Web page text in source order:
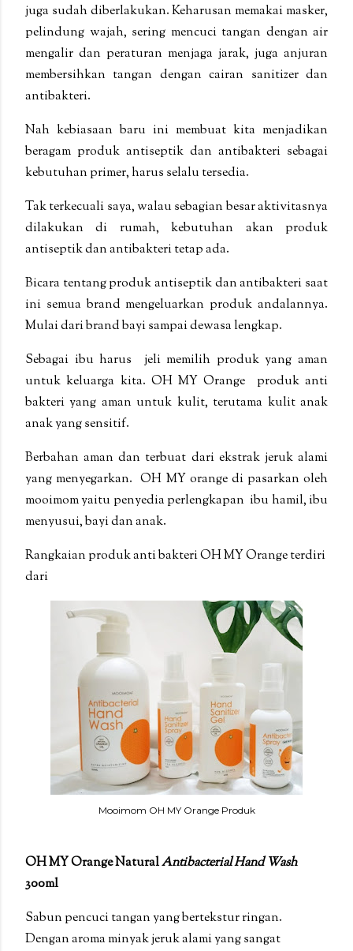
juga sudah diberlakukan. Keharusan memakai masker,
pelindung wajah, sering mencuci tangan dengan air
mengalir dan peraturan menjaga jarak, juga anjuran
membersihkan tangan dengan cairan sanitizer dan
antibakteri.
Nah kebiasaan baru ini membuat kita menjadikan
beragam produk antiseptik dan antibakteri sebagai
kebutuhan primer, harus selalu tersedia.
Tak terkecuali saya, walau sebagian besar aktivitasnya
dilakukan di rumah, kebutuhan akan produk
antiseptik dan antibakteri tetap ada.
Bicara tentang produk antiseptik dan antibakteri saat
ini semua brand mengeluarkan produk andalannya.
Mulai dari brand bayi sampai dewasa lengkap.
Sebagai ibu harus jeli memilih produk yang aman
untuk keluarga kita. OH MY Orange produk anti
bakteri yang aman untuk kulit, terutama kulit anak
anak yang sensitif.
Berbahan aman dan terbuat dari ekstrak jeruk alami
yang menyegarkan. OH MY orange di pasarkan oleh
mooimomyaitu penyedia perlengkapan ibu hamil, ibu
menyusui, bayi dan anak.
Rangkaian produk anti bakteri OH MY Orange terdiri
dari
Mooimom OH MY Orange Produk
OH MY Orange NaturalAntibacterialHand Wash
300ml
Sabun pencuci tangan yang bertekstur ringan.
Denganaroma minyak jeruk alami yang sangat